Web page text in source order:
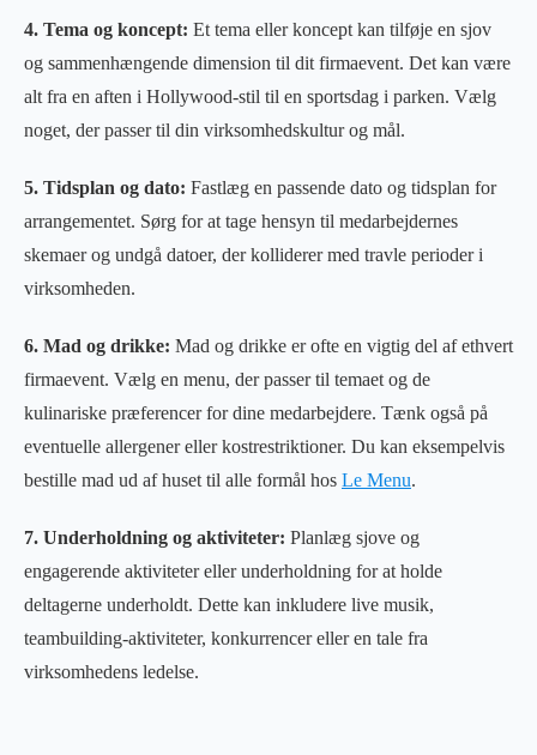
4. Tema og koncept: Et tema eller koncept kan tilføje en sjov
og sammenhængende dimension til dit firmaevent. Det kan være
alt fra en aften i Hollywood-stil til en sportsdag i parken. Vælg
noget, der passer til din virksomhedskultur og mål.
5. Tidsplan og dato: Fastlæg en passende dato og tidsplan for
arrangementet. Sørg for at tage hensyn til medarbejdernes
skemaer og undgå datoer, der kolliderer med travle perioder i
virksomheden.
6. Mad og drikke: Mad og drikke er ofte en vigtig del af ethvert
firmaevent. Vælg en menu, der passer til temaet og de
kulinariske præferencer for dine medarbejdere. Tænk også på
eventuelle allergener eller kostrestriktioner. Du kan eksempelvis
bestille mad ud af huset til alle formål hos Le Menu.
7. Underholdning og aktiviteter: Planlæg sjove og
engagerende aktiviteter eller underholdning for at holde
deltagerne underholdt. Dette kan inkludere live musik,
teambuilding-aktiviteter, konkurrencer eller en tale fra
virksomhedens ledelse.